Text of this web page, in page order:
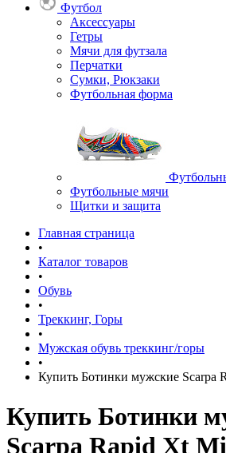
Футбол
Аксессуары
Гетры
Мячи для футзала
Перчатки
Сумки, Рюкзаки
Футбольная форма
Футбольные мячи
Щитки и защита
Главная страница
•
Каталог товаров
•
Обувь
•
Треккинг, Горы
•
Мужская обувь треккинг/горы
•
Купить Ботинки мужские Scarpa
Купить Ботинки
Scarpa Rapid Xt